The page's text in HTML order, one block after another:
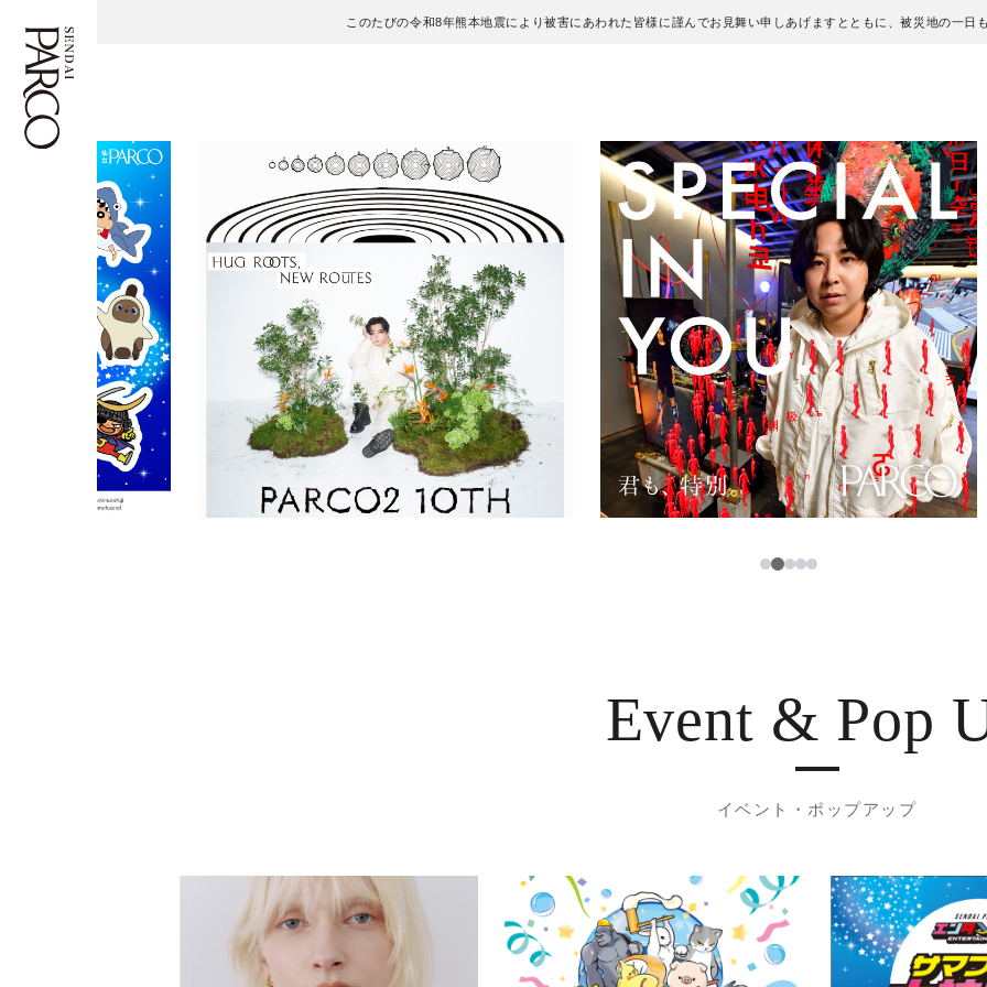
このたびの令和8年熊本地震により被害にあわれた皆様に謹んでお見舞い申しあげますとともに、被災地の一日
フロアガイド
施設案内・アクセス
イベント・ポップアップ
ニュース
レストラン・カフェ
TAX FREE
PARCOメンバーズ
ENGLISH
繁体字
簡体字
한국어
ภาษาไทย
日本語
12345
Event & Pop
イベント・ポップアップ